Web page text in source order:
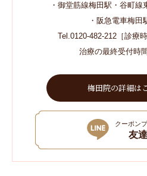
・御堂筋線梅田駅・谷町
・阪急電車梅田
Tel.0120-482-212［診療
治療の最終受付時
梅田院の詳細は
クーポン
友